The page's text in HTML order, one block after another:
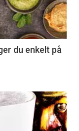
du enkelt på